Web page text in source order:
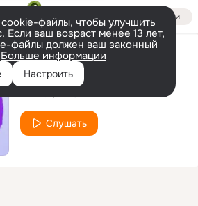
Войти
файлы, чтобы улучшить
Если ваш возраст менее 13 лет,
файлы должен ваш законный
Больше информации
Настроить
Моя любовь
Слушать